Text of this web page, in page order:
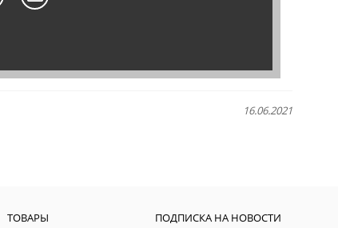
16.06.2021
ТОВАРЫ
ПОДПИСКА НА НОВОСТИ